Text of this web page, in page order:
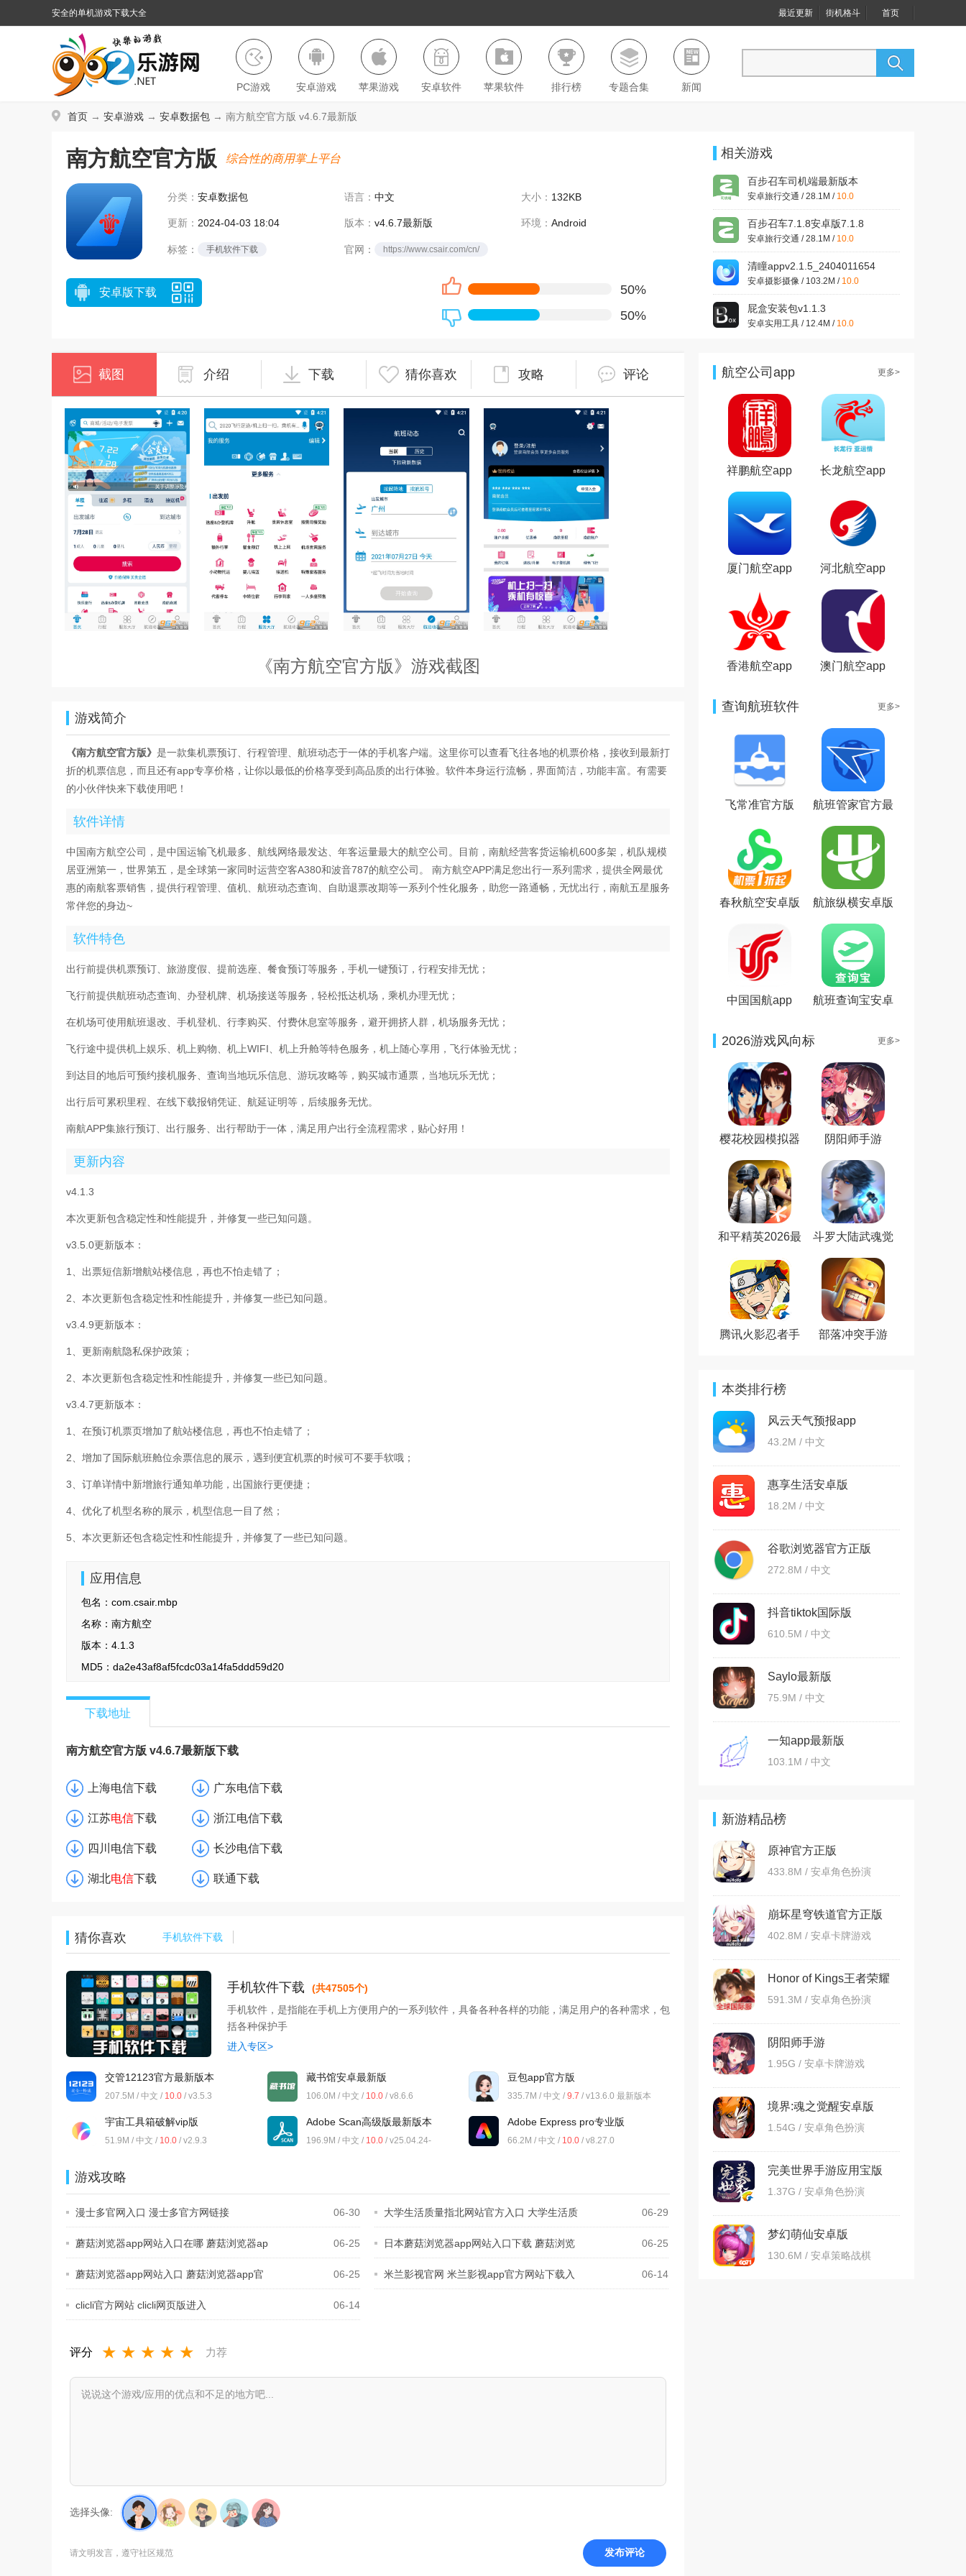
安全的单机游戏下载大全 最近更新 街机格斗 首页
PC游戏 安卓游戏 苹果游戏 安卓软件 苹果软件 排行榜 专题合集 新闻
首页 → 安卓游戏 → 安卓数据包 → 南方航空官方版 v4.6.7最新版
南方航空官方版 综合性的商用掌上平台
分类： 安卓数据包 语言： 中文 大小： 132KB
更新： 2024-04-03 18:04 版本： v4.6.7最新版 环境： Android
标签： 手机软件下载 官网： https://www.csair.com/cn/
安卓版下载
50%
50%
相关游戏
百步召车司机端最新版本
v7.1.8
安卓旅行交通 / 28.1M / 10.0
百步召车7.1.8安卓版7.1.8
安卓旅行交通 / 28.1M / 10.0
清瞳appv2.1.5_2404011654
官方版
安卓摄影摄像 / 103.2M / 10.0
屁盒安装包v1.1.3
安卓实用工具 / 12.4M / 10.0
安卓休闲益智 / 322.2M /
大话西游手游官方版v1.1.433
安卓最新版
安卓角色扮演 / 1.98G / 9.7
王者荣耀官方版v2021最新版
安卓角色扮演 / 1.83G /7.2
截图 介绍 下载 猜你喜欢 攻略 评论
《南方航空官方版》游戏截图
游戏简介
《南方航空官方版》 是一款集机票预订、行程管理、航班动态于一体的手机客户端。这里你可以查看飞往各地的机票价格，接收到最新打
折的机票信息，而且还有app专享价格，让你以最低的价格享受到高品质的出行体验。软件本身运行流畅，界面简洁，功能丰富。有需要
的小伙伴快来下载使用吧！
软件详情
中国南方航空公司，是中国运输飞机最多、航线网络最发达、年客运量最大的航空公司。目前，南航经营客货运输机600多架，机队规模
居亚洲第一，世界第五，是全球第一家同时运营空客A380和波音787的航空公司。 南方航空APP满足您出行一系列需求，提供全网最优
惠的南航客票销售，提供行程管理、值机、航班动态查询、自助退票改期等一系列个性化服务，助您一路通畅，无忧出行，南航五星服务
常伴您的身边~
软件特色
出行前提供机票预订、旅游度假、提前选座、餐食预订等服务，手机一键预订，行程安排无忧；
飞行前提供航班动态查询、办登机牌、机场接送等服务，轻松抵达机场，乘机办理无忧；
在机场可使用航班退改、手机登机、行李购买、付费休息室等服务，避开拥挤人群，机场服务无忧；
飞行途中提供机上娱乐、机上购物、机上WIFI、机上升舱等特色服务，机上随心享用，飞行体验无忧；
到达目的地后可预约接机服务、查询当地玩乐信息、游玩攻略等，购买城市通票，当地玩乐无忧；
出行后可累积里程、在线下载报销凭证、航延证明等，后续服务无忧。
南航APP集旅行预订、出行服务、出行帮助于一体，满足用户出行全流程需求，贴心好用！
更新内容
v4.1.3
本次更新包含稳定性和性能提升，并修复一些已知问题。
v3.5.0更新版本：
1、出票短信新增航站楼信息，再也不怕走错了；
2、本次更新包含稳定性和性能提升，并修复一些已知问题。
v3.4.9更新版本：
1、更新南航隐私保护政策；
2、本次更新包含稳定性和性能提升，并修复一些已知问题。
v3.4.7更新版本：
1、在预订机票页增加了航站楼信息，再也不怕走错了；
2、增加了国际航班舱位余票信息的展示，遇到便宜机票的时候可不要手软哦；
3、订单详情中新增旅行通知单功能，出国旅行更便捷；
4、优化了机型名称的展示，机型信息一目了然；
5、本次更新还包含稳定性和性能提升，并修复了一些已知问题。
应用信息
包名： com.csair.mbp
名称： 南方航空
版本： 4.1.3
MD5： da2e43af8af5fcdc03a14fa5ddd59d20
下载地址
南方航空官方版 v4.6.7最新版下载
上海电信下载 广东电信下载
江苏电信下载 浙江电信下载
四川电信下载 长沙电信下载
湖北电信下载 联通下载
猜你喜欢 手机软件下载
手机软件下载
(共47505个)
手机软件，是指能在手机上方便用户的一系列软件，具备各种各样的功能，满足用户的各种需求，包
括各种保护手
进入专区>
交管12123官方最新版本
207.5M / 中文 / 10.0 / v3.5.3
藏书馆安卓最新版
106.0M / 中文 / 10.0 / v8.6.6
豆包app官方版
335.7M / 中文 / 9.7 / v13.6.0 最新版本
宇宙工具箱破解vip版
51.9M / 中文 / 10.0 / v2.9.3
Adobe Scan高级版最新版本
196.9M / 中文 / 10.0 / v25.04.24-
Adobe Express pro专业版
66.2M / 中文 / 10.0 / v8.27.0
游戏攻略
漫士多官网入口 漫士多官方网链接 06-30 大学生活质量指北网站官方入口 大学生活质 06-29
蘑菇浏览器app网站入口在哪 蘑菇浏览器ap 06-25 日本蘑菇浏览器app网站入口下载 蘑菇浏览 06-25
蘑菇浏览器app网站入口 蘑菇浏览器app官
06-25 米兰影视官网 米兰影视app官方网站下载入 06-14
clicli官方网站 clicli网页版进入 06-14
评分 ★ ★ ★ ★ ★ 力荐
选择头像:
请文明发言，遵守社区规范 发布评论
航空公司app 更多>
祥鹏航空app 长龙航空app
厦门航空app 河北航空app
香港航空app 澳门航空app
查询航班软件 更多>
飞常准官方版
航班管家官方最
春秋航空安卓版 航旅纵横安卓版
中国国航app
航班查询宝安卓
2026游戏风向标 更多>
樱花校园模拟器
新版
阴阳师手游
和平精英2026最
斗罗大陆武魂觉
腾讯火影忍者手
部落冲突手游
本类排行榜
风云天气预报app
43.2M / 中文
惠享生活安卓版
18.2M / 中文
谷歌浏览器官方正版
272.8M / 中文
抖音tiktok国际版
610.5M / 中文
Saylo最新版
75.9M / 中文
一知app最新版
103.1M / 中文
新游精品榜
原神官方正版
433.8M / 安卓角色扮演
崩坏星穹铁道官方正版
402.8M / 安卓卡牌游戏
Honor of Kings王者荣耀
591.3M / 安卓角色扮演
阴阳师手游
1.95G / 安卓卡牌游戏
境界:魂之觉醒安卓版
1.54G / 安卓角色扮演
完美世界手游应用宝版
1.37G / 安卓角色扮演
梦幻萌仙安卓版
130.6M / 安卓策略战棋